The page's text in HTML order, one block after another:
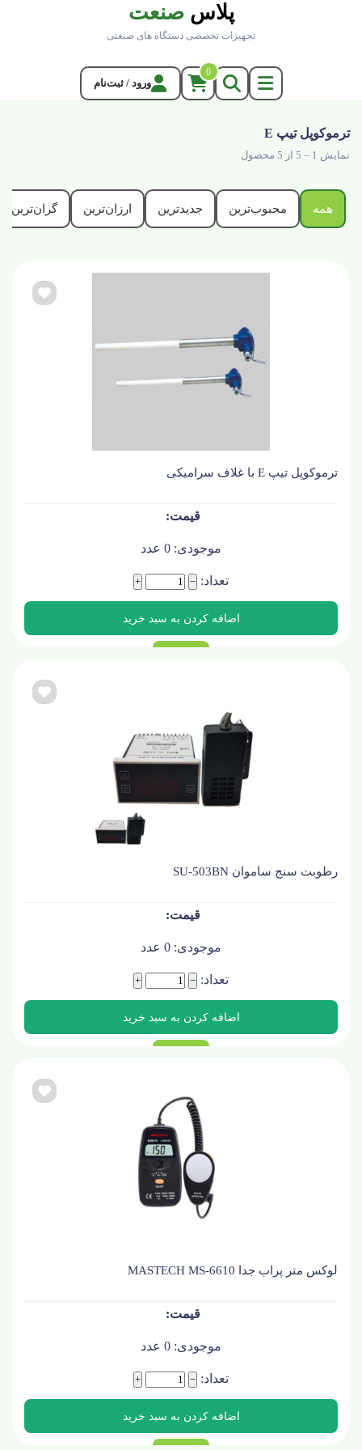
پلاس صنعت
تجهیزات تخصصی دستگاه های صنعتی
0
ورود / ثبت‌نام
ترموکوپل تیپ E
نمایش 1 – 5 از 5 محصول
همه محبوب‌ترین جدیدترین ارزان‌ترین گران‌ترین
ترموکوپل تیپ E با غلاف سرامیکی
موجودی: 0 عدد
تعداد: −
+
رطوبت سنج ساموان SU-503BN
موجودی: 0 عدد
تعداد: −
+
لوکس متر پراب جدا MASTECH MS-6610
موجودی: 0 عدد
تعداد: −
+